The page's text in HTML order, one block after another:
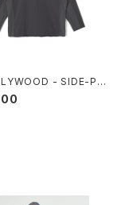
- SIDE-PA
SLEEVE